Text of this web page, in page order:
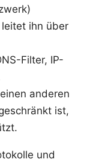
ihn über
Filter, IP-
anderen
ist,
und